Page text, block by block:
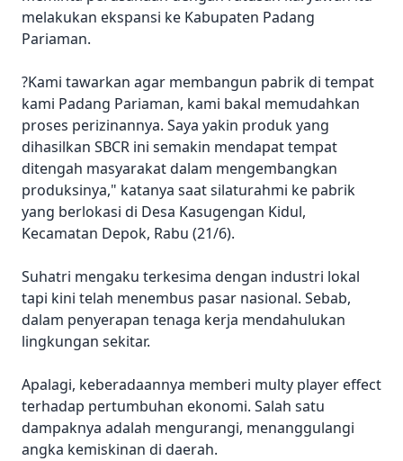
melakukan ekspansi ke Kabupaten Padang
Pariaman.
?Kami tawarkan agar membangun pabrik di tempat
kami Padang Pariaman, kami bakal memudahkan
proses perizinannya. Saya yakin produk yang
dihasilkan SBCR ini semakin mendapat tempat
ditengah masyarakat dalam mengembangkan
produksinya," katanya saat silaturahmi ke pabrik
yang berlokasi di Desa Kasugengan Kidul,
Kecamatan Depok, Rabu (21/6).
Suhatri mengaku terkesima dengan industri lokal
tapi kini telah menembus pasar nasional. Sebab,
dalam penyerapan tenaga kerja mendahulukan
lingkungan sekitar.
Apalagi, keberadaannya memberi multy player effect
terhadap pertumbuhan ekonomi. Salah satu
dampaknya adalah mengurangi, menanggulangi
angka kemiskinan di daerah.